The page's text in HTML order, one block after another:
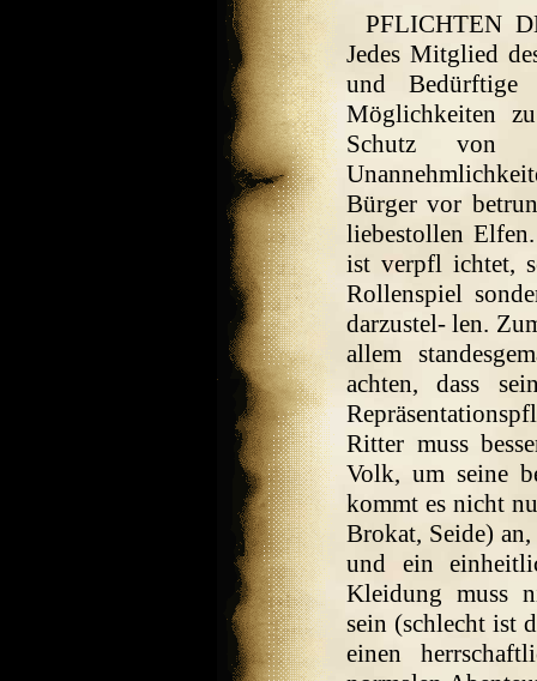
PFLICHTEN
Jedes Mitglied
und
Möglichkeiten
Schutz von
Bürger vor
liebestollen
ist verpfl ichtet,
Rollenspiel
darzustel- len.
allem
achten, dass
Ritter muss
Volk, um seine
kommt es nicht
Brokat, Seide)
und ein
Kleidung muss
sein (schlecht ist
einen